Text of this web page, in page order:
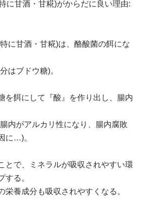
に甘酒・甘糀)がからだに良い理由:
に甘酒・甘糀)は、酪酸菌の餌にな
はブドウ糖)。
を餌にして『酸』を作り出し、腸内
内がアルカリ性になり、腸内腐敗
に…)。
とで、ミネラルが吸収されやすい環
する。
栄養成分も吸収されやすくなる。